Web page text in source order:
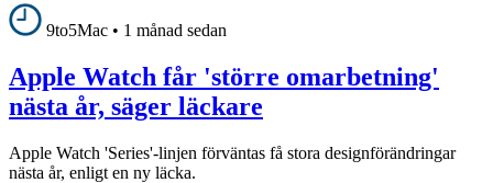
9to5Mac • 1 månad sedan
Apple Watch får 'större omarbetning'
nästa år, säger läckare
Apple Watch 'Series'-linjen förväntas få stora designförändringar
nästa år, enligt en ny läcka.